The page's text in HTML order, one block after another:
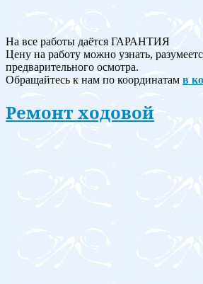
На все работы даётся ГАРАНТИЯ
Цену на работу можно узнать,
предварительного осмотра.
Обращайтесь к нам по координатам в
Ремонт ходовой